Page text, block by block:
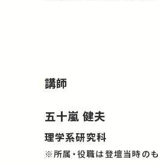
講師
五十嵐 健夫
理学系研究科
※所属・役職は登壇当時のも